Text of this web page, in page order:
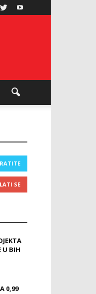
SE
U BIH
0,99